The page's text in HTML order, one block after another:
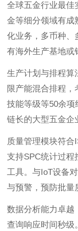
全球五金行业最佳
金等细分领域有成
化业务，多币种、
有海外生产基地或
生产计划与排程算
限产能混合排程，
技能等级等50余
链长的大型五金企
质量管理模块符合
支持SPC统计过程
工具。与IoT设备
与预警，预防批量
数据分析能力卓越
查询响应时间秒级